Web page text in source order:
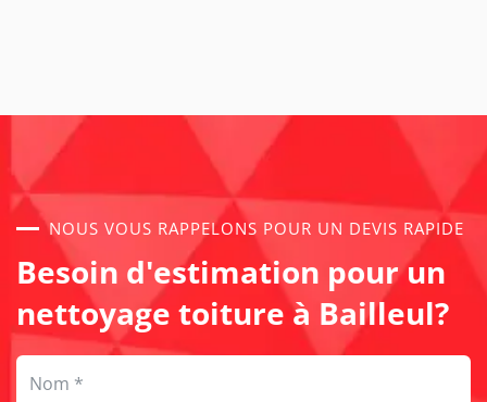
NOUS VOUS RAPPELONS POUR UN DEVIS RAPIDE
Besoin d'estimation pour un
nettoyage toiture à Bailleul?